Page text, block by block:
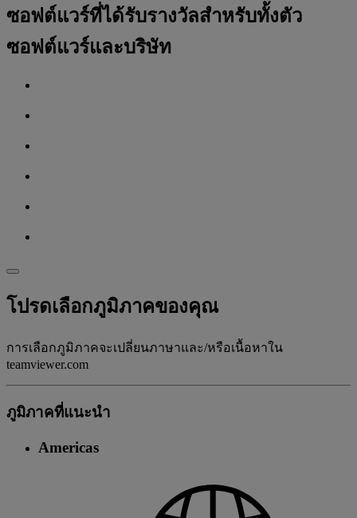
ซอฟต์แวร์ที่ได้รับรางวัลสำหรับทั้งตัว
ซอฟต์แวร์และบริษัท
โปรดเลือกภูมิภาคของคุณ
การเลือกภูมิภาคจะเปลี่ยนภาษาและ/หรือเนื้อหาใน
teamviewer.com
ภูมิภาคที่แนะนํา
Americas